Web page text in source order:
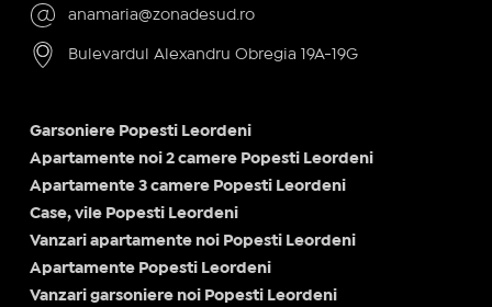
anamaria@zonadesud.ro
Bulevardul Alexandru Obregia 19A-19G
Garsoniere Popesti Leordeni
Apartamente noi 2 camere Popesti Leordeni
Apartamente 3 camere Popesti Leordeni
Case, vile Popesti Leordeni
Vanzari apartamente noi Popesti Leordeni
Apartamente Popesti Leordeni
Vanzari garsoniere noi Popesti Leordeni